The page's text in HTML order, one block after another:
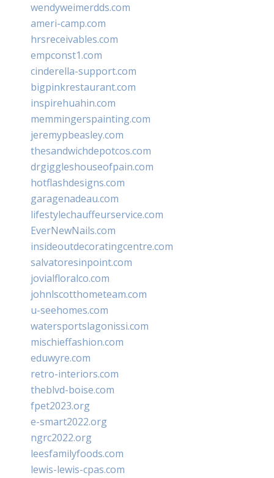
wendyweimerdds.com
ameri-camp.com
hrsreceivables.com
empconst1.com
cinderella-support.com
bigpinkrestaurant.com
inspirehuahin.com
memmingerspainting.com
jeremypbeasley.com
thesandwichdepotcos.com
drgiggleshouseofpain.com
hotflashdesigns.com
garagenadeau.com
lifestylechauffeurservice.com
EverNewNails.com
insideoutdecoratingcentre.com
salvatoresinpoint.com
jovialfloralco.com
johnlscotthometeam.com
u-seehomes.com
watersportslagonissi.com
mischieffashion.com
eduwyre.com
retro-interiors.com
theblvd-boise.com
fpet2023.org
e-smart2022.org
ngrc2022.org
leesfamilyfoods.com
lewis-lewis-cpas.com